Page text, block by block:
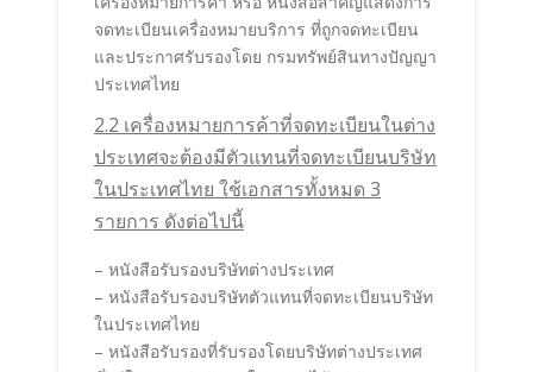
จดทะเบียนเครื่องหมายบริการ ที่ถูกจดทะเบียน
และประกาศรับรองโดย กรมทรัพย์สินทางปัญญา
ประเทศไทย
2.2 เครื่องหมายการค้าที่จดทะเบียนในต่าง
ประเทศจะต้องมีตัวแทนที่จดทะเบียนบริษัท
ในประเทศไทย ใช้เอกสารทั้งหมด 3
รายการ ดังต่อไปนี้
– หนังสือรับรองบริษัทต่างประเทศ
– หนังสือรับรองบริษัทตัวแทนที่จดทะเบียนบริษัท
ในประเทศไทย
– หนังสือรับรองที่รับรองโดยบริษัทต่างประเทศ